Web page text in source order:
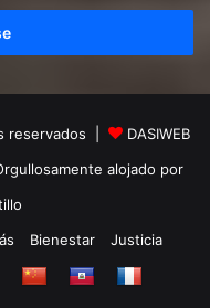
reservados |
DASIWEB
alojado por
Bienestar
Justicia